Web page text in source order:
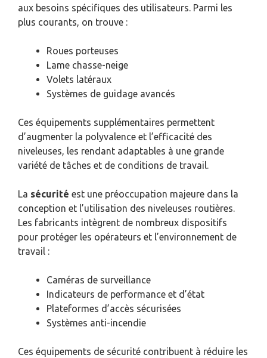
aux besoins spécifiques des utilisateurs. Parmi les
plus courants, on trouve :
Roues porteuses
Lame chasse-neige
Volets latéraux
Systèmes de guidage avancés
Ces équipements supplémentaires permettent
d’augmenter la polyvalence et l’efficacité des
niveleuses, les rendant adaptables à une grande
variété de tâches et de conditions de travail.
La sécurité est une préoccupation majeure dans la
conception et l’utilisation des niveleuses routières.
Les fabricants intègrent de nombreux dispositifs
pour protéger les opérateurs et l’environnement de
travail :
Caméras de surveillance
Indicateurs de performance et d’état
Plateformes d’accès sécurisées
Systèmes anti-incendie
Ces équipements de sécurité contribuent à réduire les